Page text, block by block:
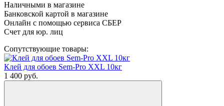
Наличными в магазине
Банковской картой в магазине
Онлайн с помощью сервиса СБЕР
Счет для юр. лиц
Сопутствующие товары:
Клей для обоев Sem-Pro XXL 10кг
1 400 руб.